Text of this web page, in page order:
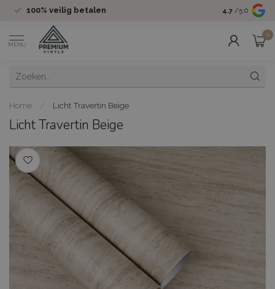
100% veilig betalen Groot
4.7 /5.0
MENU
0
Home / Licht Travertin Beige
Licht Travertin Beige